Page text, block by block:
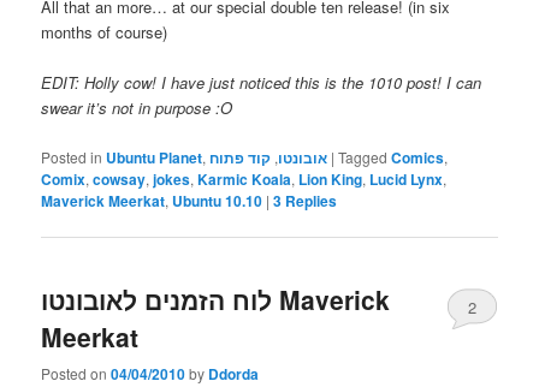
All that an more… at our special double ten release! (in six
months of course)
EDIT: Holly cow! I have just noticed this is the 1010 post! I can
swear it’s not in purpose :O
Posted in Ubuntu Planet, אובונטו, קוד פתוח |Tagged Comics,
Comix,cowsay,jokes,Karmic Koala, Lion King, Lucid Lynx,
Maverick Meerkat, Ubuntu 10.10 |3 Replies
לוח הזמנים לאובונטו Maverick
Meerkat
Posted on04/04/2010by Ddorda
2